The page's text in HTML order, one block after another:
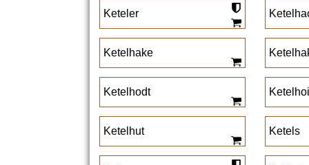
Keteler
Ketelhake
Ketelhodt
Ketelhut Ketels